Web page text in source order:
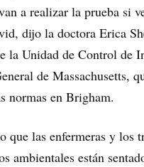
a realizar la prueba si
dijo la doctora Erica
la Unidad de Control de
de Massachusetts,
normas en Brigham.
que las enfermeras y los
ambientales están